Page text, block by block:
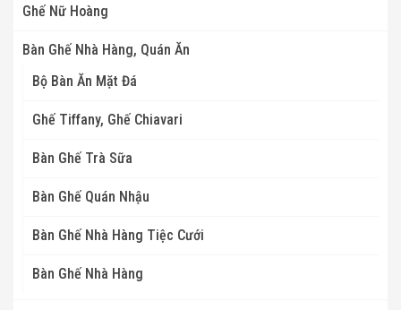
Ghế Nữ Hoàng
Bàn Ghế Nhà Hàng, Quán Ăn
Bộ Bàn Ăn Mặt Đá
Ghế Tiffany, Ghế Chiavari
Bàn Ghế Trà Sữa
Bàn Ghế Quán Nhậu
Bàn Ghế Nhà Hàng Tiệc Cưới
Bàn Ghế Nhà Hàng